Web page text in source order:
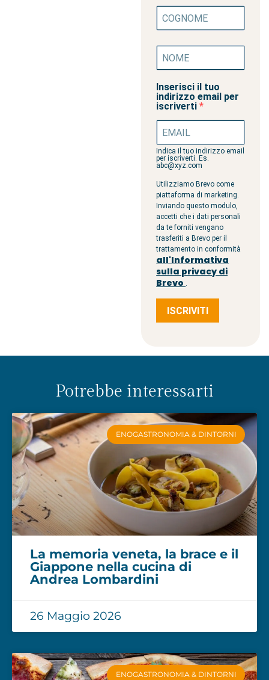
Inserisci il tuo
indirizzo email per
iscriverti
Indica il tuo indirizzo email
per iscriverti. Es.
abc@xyz.com
Utilizziamo Brevo come
piattaforma di marketing.
Inviando questo modulo,
accetti che i dati personali
da te forniti vengano
trasferiti a Brevo per il
trattamento in conformità
all'Informativa
sulla privacy di
Brevo .
ISCRIVITI
Potrebbe interessarti
ENOGASTRONOMIA & DINTORNI
La memoria veneta, la brace e il
Giappone nella cucina di
Andrea Lombardini
26 Maggio 2026
ENOGASTRONOMIA & DINTORNI